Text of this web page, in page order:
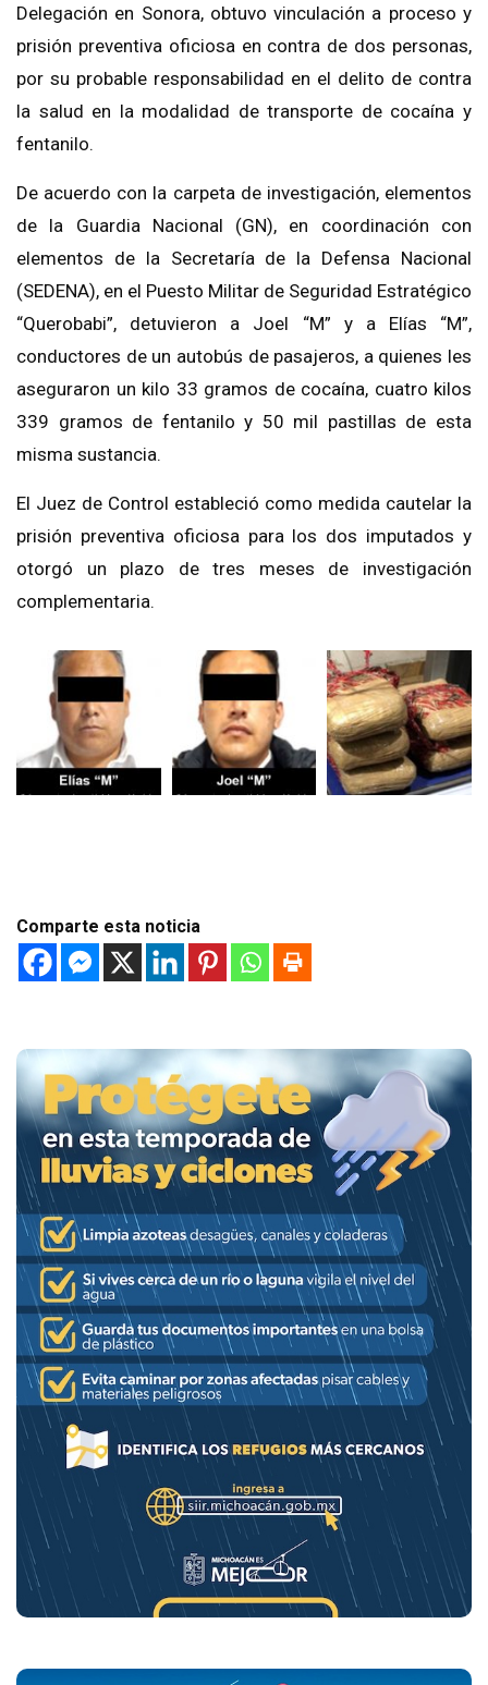
Delegación en Sonora, obtuvo vinculación a proceso y
prisión preventiva oficiosa en contra de dos personas,
por su probable responsabilidad en el delito de contra
la salud en la modalidad de transporte de cocaína y
fentanilo.
De acuerdo con la carpeta de investigación, elementos
de la Guardia Nacional (GN), en coordinación con
elementos de la Secretaría de la Defensa Nacional
(SEDENA), en el Puesto Militar de Seguridad Estratégico
“Querobabi”, detuvieron a Joel “M” y a Elías “M”,
conductores de un autobús de pasajeros, a quienes les
aseguraron un kilo 33 gramos de cocaína, cuatro kilos
339 gramos de fentanilo y 50 mil pastillas de esta
misma sustancia.
El Juez de Control estableció como medida cautelar la
prisión preventiva oficiosa para los dos imputados y
otorgó un plazo de tres meses de investigación
complementaria.
Comparte esta noticia